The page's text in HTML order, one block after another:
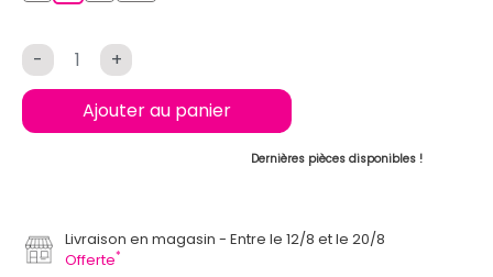
- +
Ajouter au panier
Dernières pièces disponibles !
Livraison en magasin
Entre le 12/8 et le 20/8
Offerte*